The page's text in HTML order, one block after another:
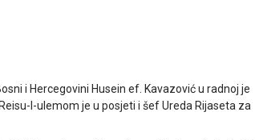
i Hercegovini Husein ef. Kavazović u radnoj je
l-ulemom je u posjeti i šef Ureda Rijaseta za